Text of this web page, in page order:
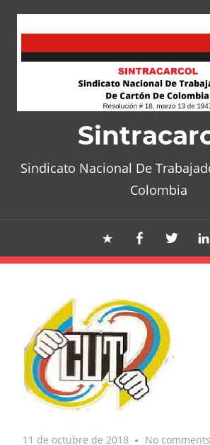
content
Sindicato Nacional De
Colombia
11 de octubre de 2018 No comments